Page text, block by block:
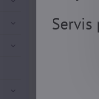
Servis